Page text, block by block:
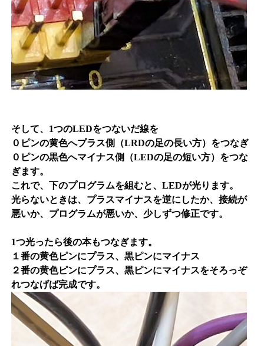
そして、1つのLEDをつないだ線を
０ピンの黄色へプラス側（LRDの足の長い方）をつなぎ
０ピンの黒色へマイナス側（LEDの足の短い方）をつな
ぎます。
これで、下のプログラムを組むと、LEDが光ります。
光らないときは、プラスマイナスを逆にしたか、接続が
悪いか、プログラムが悪いか、少しずつ修正です。
1つ光ったら後の本もつなぎます。
１番の黄色ピンにプラス、黒ピンにマイナス
２番の黄色ピンにプラス、黒ピンにマイナスをそろっぞ
れつなげば完成です。